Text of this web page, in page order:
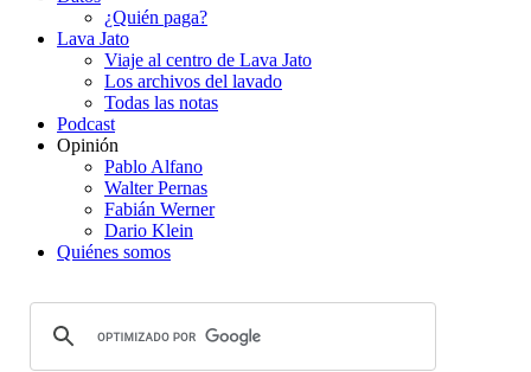
¿Quién paga?
Lava Jato
Viaje al centro de Lava Jato
Los archivos del lavado
Todas las notas
Podcast
Opinión
Pablo Alfano
Walter Pernas
Fabián Werner
Dario Klein
Quiénes somos